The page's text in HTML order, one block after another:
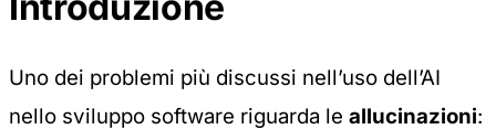
Uno dei problemi più discussi nell’uso dell’AI
nello sviluppo software riguarda le allucinazioni: